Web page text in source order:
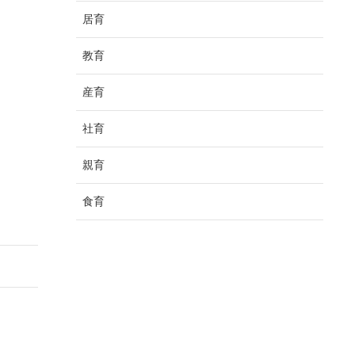
居育
教育
産育
社育
親育
食育